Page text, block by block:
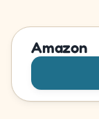
Amazon